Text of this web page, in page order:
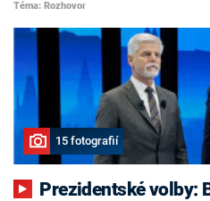
Téma: Rozhovor
15 fotografií